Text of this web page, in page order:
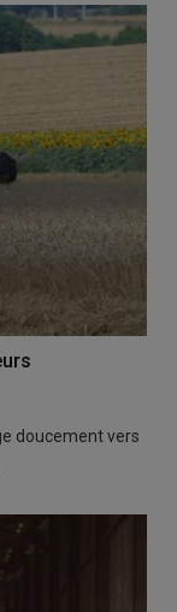
doucement vers